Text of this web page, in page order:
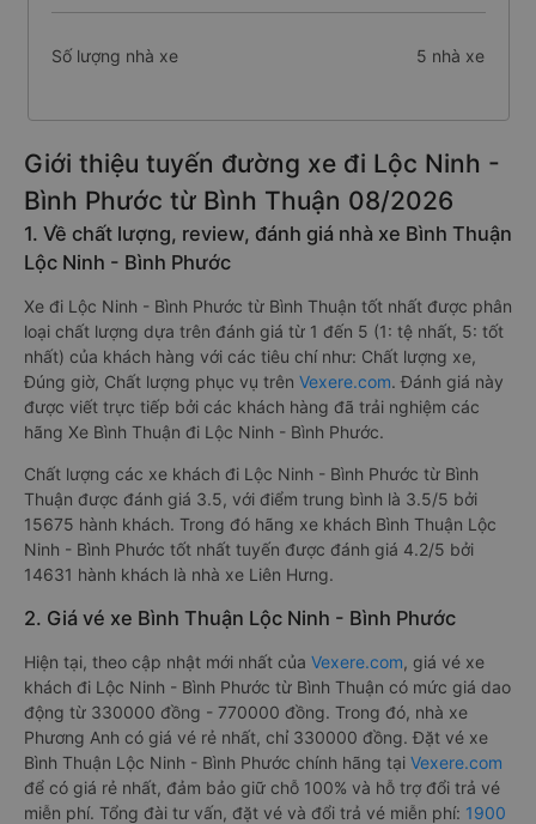
Số lượng nhà xe 5 nhà xe
Giới thiệu tuyến đường xe đi Lộc Ninh -
Bình Phước từ Bình Thuận 08/2026
1. Về chất lượng, review, đánh giá nhà xe Bình Thuận
Lộc Ninh - Bình Phước
Xe đi Lộc Ninh - Bình Phước từ Bình Thuận tốt nhất được phân
loại chất lượng dựa trên đánh giá từ 1 đến 5 (1: tệ nhất, 5: tốt
nhất) của khách hàng với các tiêu chí như: Chất lượng xe,
Đúng giờ, Chất lượng phục vụ trên Vexere.com. Đánh giá này
được viết trực tiếp bởi các khách hàng đã trải nghiệm các
hãng Xe Bình Thuận đi Lộc Ninh - Bình Phước.
Chất lượng các xe khách đi Lộc Ninh - Bình Phước từ Bình
Thuận được đánh giá 3.5, với điểm trung bình là 3.5/5 bởi
15675 hành khách. Trong đó hãng xe khách Bình Thuận Lộc
Ninh - Bình Phước tốt nhất tuyến được đánh giá 4.2/5 bởi
14631 hành khách là nhà xe Liên Hưng.
2. Giá vé xe Bình Thuận Lộc Ninh - Bình Phước
Hiện tại, theo cập nhật mới nhất của Vexere.com, giá vé xe
khách đi Lộc Ninh - Bình Phước từ Bình Thuận có mức giá dao
động từ 330000 đồng - 770000 đồng. Trong đó, nhà xe
Phương Anh có giá vé rẻ nhất, chỉ 330000 đồng. Đặt vé xe
Bình Thuận Lộc Ninh - Bình Phước chính hãng tại Vexere.com
để có giá rẻ nhất, đảm bảo giữ chỗ 100% và hỗ trợ đổi trả vé
miễn phí. Tổng đài tư vấn, đặt vé và đổi trả vé miễn phí: 1900